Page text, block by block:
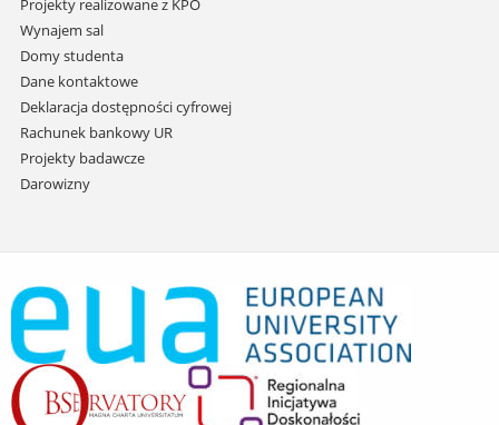
Projekty realizowane z KPO
Wynajem sal
Domy studenta
Dane kontaktowe
Deklaracja dostępności cyfrowej
Rachunek bankowy UR
Projekty badawcze
Darowizny